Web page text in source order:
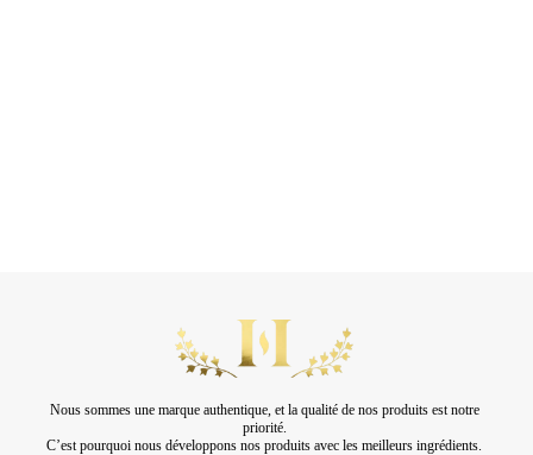
Nous sommes une marque authentique, et la qualité de nos produits est notre
priorité.
C’est pourquoi nous développons nos produits avec les meilleurs ingrédients.